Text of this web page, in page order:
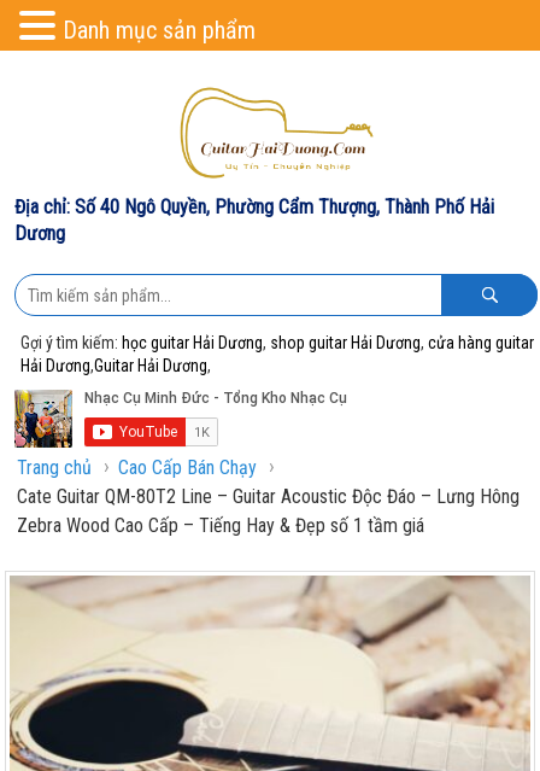
Địa chỉ: Số 40 Ngô Quyền, Phường Cẩm Thượng, Thành Phố Hải
Dương
Gợi ý tìm kiếm: học guitar Hải Dương, shop guitar Hải Dương,cửa hàng guitar
Hải Dương,Guitar Hải Dương,
Trang chủ › Cao Cấp Bán Chạy ›
Cate Guitar QM-80T2 Line – Guitar Acoustic Độc Đáo – Lưng Hông
Zebra Wood Cao Cấp – Tiếng Hay & Đẹp số 1 tầm giá
Danh mục sản phẩm